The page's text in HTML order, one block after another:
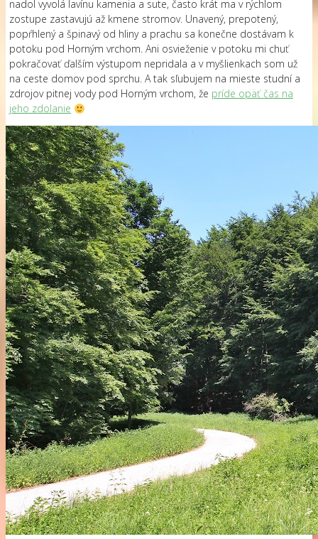
nadol vyvolá lavínu kamenia a sute, často krát ma v rýchlom
zostupe zastavujú až kmene stromov. Unavený, prepotený,
popŕhlený a špinavý od hliny a prachu sa konečne dostávam k
potoku pod Horným vrchom. Ani osvieženie v potoku mi chuť
pokračovať ďalším výstupom nepridala a v myšlienkach som už
na ceste domov pod sprchu. A tak sľubujem na mieste studní a
zdrojov pitnej vody pod Horným vrchom, že príde opäť čas na
jeho zdolanie